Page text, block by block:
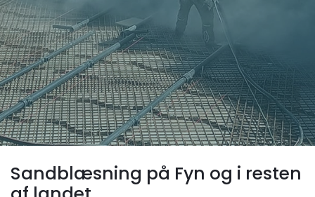
Sandblæsning på Fyn og i resten